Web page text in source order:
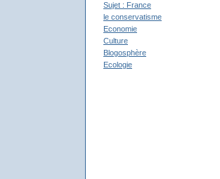
Sujet : France
le conservatisme
Economie
Culture
Blogosphère
Ecologie